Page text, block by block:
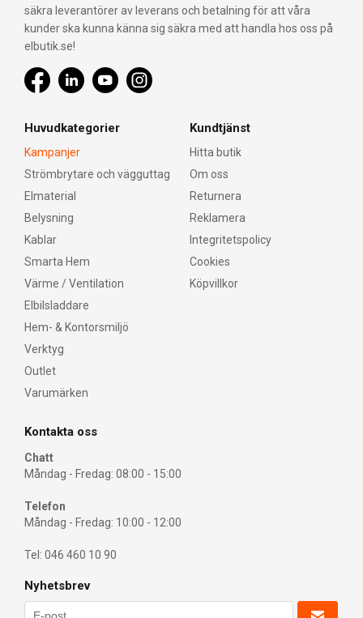
säkra leverantörer av leverans och betalning för att våra
kunder ska kunna känna sig säkra med att handla hos oss på
elbutik.se!
Huvudkategorier
Kampanjer
Strömbrytare och vägguttag
Elmaterial
Belysning
Kablar
Smarta Hem
Värme / Ventilation
Elbilsladdare
Hem- & Kontorsmiljö
Verktyg
Outlet
Varumärken
Kundtjänst
Hitta butik
Om oss
Returnera
Reklamera
Integritetspolicy
Cookies
Köpvillkor
Kontakta oss
Chatt
Måndag - Fredag: 08:00 - 15:00
Telefon
Måndag - Fredag: 10:00 - 12:00
Tel: 046 460 10 90
Nyhetsbrev